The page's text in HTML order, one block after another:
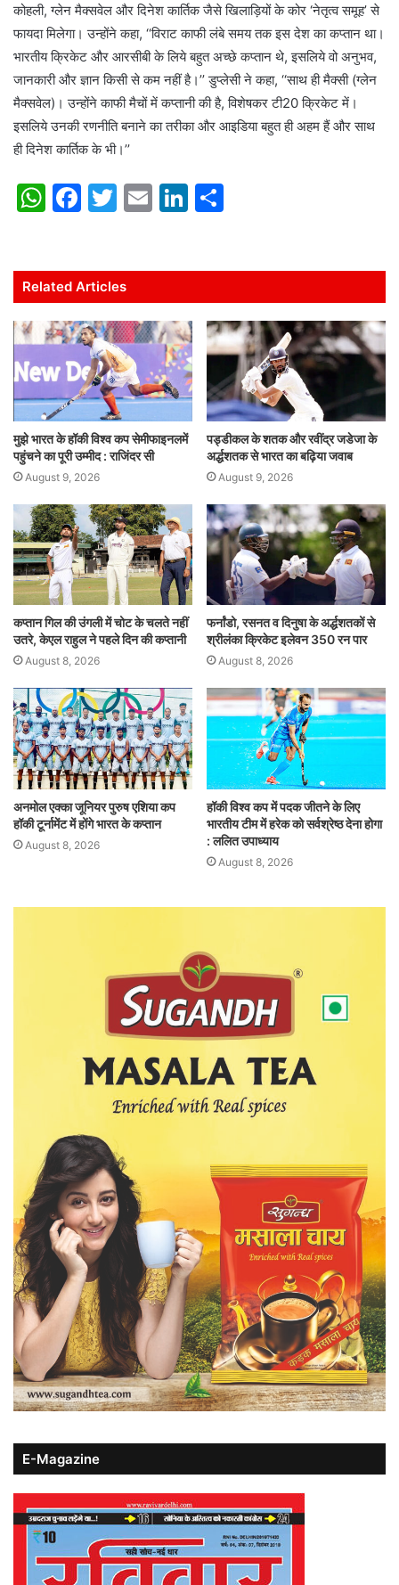
कोहली, ग्लेन मैक्सवेल और दिनेश कार्तिक जैसे खिलाड़ियों के कोर ‘नेतृत्व समूह’ से
फायदा मिलेगा। उन्होंने कहा, ‘‘विराट काफी लंबे समय तक इस देश का कप्तान था।
भारतीय क्रिकेट और आरसीबी के लिये बहुत अच्छे कप्तान थे, इसलिये वो अनुभव,
जानकारी और ज्ञान किसी से कम नहीं है।’’ डुप्लेसी ने कहा, ‘‘साथ ही मैक्सी (ग्लेन
मैक्सवेल)। उन्होंने काफी मैचों में कप्तानी की है, विशेषकर टी20 क्रिकेट में।
इसलिये उनकी रणनीति बनाने का तरीका और आइडिया बहुत ही अहम हैं और साथ
ही दिनेश कार्तिक के भी।’’
W
s
A
p
p
F
e
b
o
o
k
T
er
E
l
Li
e
dI
n
e
Related Articles
मुझे भारत के हॉकी विश्व कप सेमीफाइनलमें
पहुंचने का पूरी उम्मीद : राजिंदर सी
August 9, 2026
पड्डीकल के शतक और रवींद्र जडेजा के
अर्द्धशतक से भारत का बढ़िया जवाब
August 9, 2026
कप्तान गिल की उंगली में चोट के चलते नहीं
उतरे, केएल राहुल ने पहले दिन की कप्तानी
August 8, 2026
फर्नांडो, रसनत व दिनुषा के अर्द्धशतकों से
श्रीलंका क्रिकेट इलेवन 350 रन पार
August 8, 2026
अनमोल एक्का जूनियर पुरुष एशिया कप
हॉकी टूर्नामेंट में होंगे भारत के कप्तान
August 8, 2026
हॉकी विश्व कप में पदक जीतने के लिए
भारतीय टीम में हरेक को सर्वश्रेष्ठ देना होगा
: ललित उपाध्याय
August 8, 2026
E-Magazine